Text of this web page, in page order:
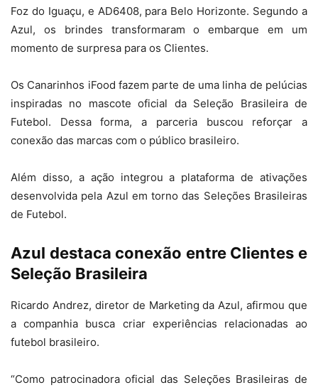
Foz do Iguaçu, e AD6408, para Belo Horizonte. Segundo a
Azul, os brindes transformaram o embarque em um
momento de surpresa para os Clientes.
Os Canarinhos iFood fazem parte de uma linha de pelúcias
inspiradas no mascote oficial da Seleção Brasileira de
Futebol. Dessa forma, a parceria buscou reforçar a
conexão das marcas com o público brasileiro.
Além disso, a ação integrou a plataforma de ativações
desenvolvida pela Azul em torno das Seleções Brasileiras
de Futebol.
Azul destaca conexão entre Clientes e
Seleção Brasileira
Ricardo Andrez, diretor de Marketing da Azul, afirmou que
a companhia busca criar experiências relacionadas ao
futebol brasileiro.
“Como patrocinadora oficial das Seleções Brasileiras de